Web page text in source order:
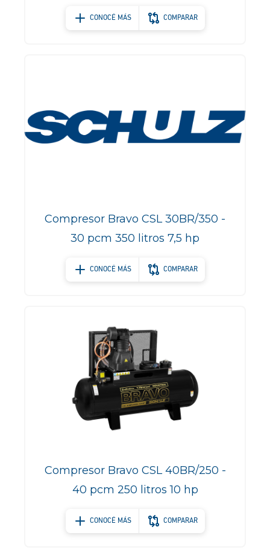
CONOCÉ MÁS COMPARAR
Compresor Bravo CSL 30BR/350 -
30 pcm 350 litros 7,5 hp
CONOCÉ MÁS COMPARAR
Compresor Bravo CSL 40BR/250 -
40 pcm 250 litros 10 hp
CONOCÉ MÁS COMPARAR